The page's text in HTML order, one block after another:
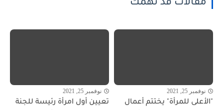
مقالات قد تهمك
نوفمبر 25, 2021
"الأعلى للمرأة" يختتم أعمال
نوفمبر 25, 2021
تعيين أول امرأة رئيسة للجنة